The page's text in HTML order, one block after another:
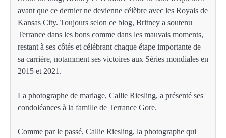
avant que ce dernier ne devienne célèbre avec les Royals de
Kansas City. Toujours selon ce blog, Britney a soutenu
Terrance dans les bons comme dans les mauvais moments,
restant à ses côtés et célébrant chaque étape importante de
sa carrière, notamment ses victoires aux Séries mondiales en
2015 et 2021.
La photographe de mariage, Callie Riesling, a présenté ses
condoléances à la famille de Terrance Gore.
Comme par le passé, Callie Riesling, la photographe qui